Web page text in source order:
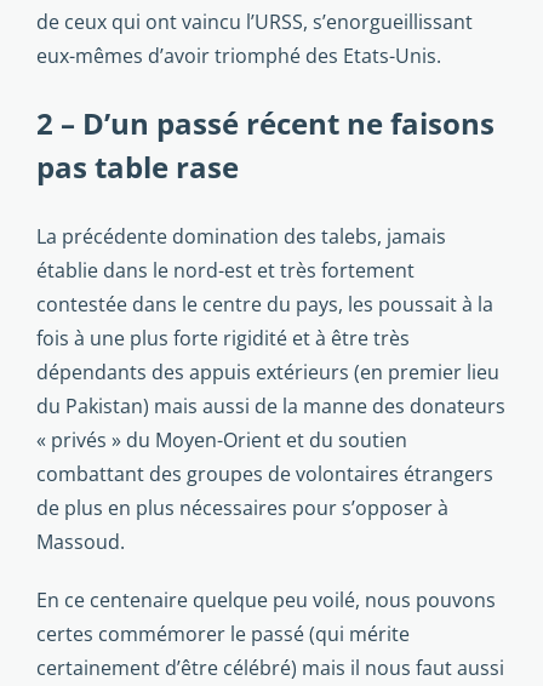
de ceux qui ont vaincu l’URSS, s’enorgueillissant
eux-mêmes d’avoir triomphé des Etats-Unis.
2 – D’un passé récent ne faisons
pas table rase
La précédente domination des talebs, jamais
établie dans le nord-est et très fortement
contestée dans le centre du pays, les poussait à la
fois à une plus forte rigidité et à être très
dépendants des appuis extérieurs (en premier lieu
du Pakistan) mais aussi de la manne des donateurs
« privés » du Moyen-Orient et du soutien
combattant des groupes de volontaires étrangers
de plus en plus nécessaires pour s’opposer à
Massoud.
En ce centenaire quelque peu voilé, nous pouvons
certes commémorer le passé (qui mérite
certainement d’être célébré) mais il nous faut aussi